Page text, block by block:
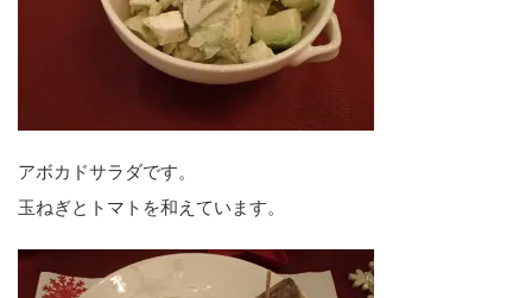
アボカドサラダです。
玉ねぎとトマトを和えています。